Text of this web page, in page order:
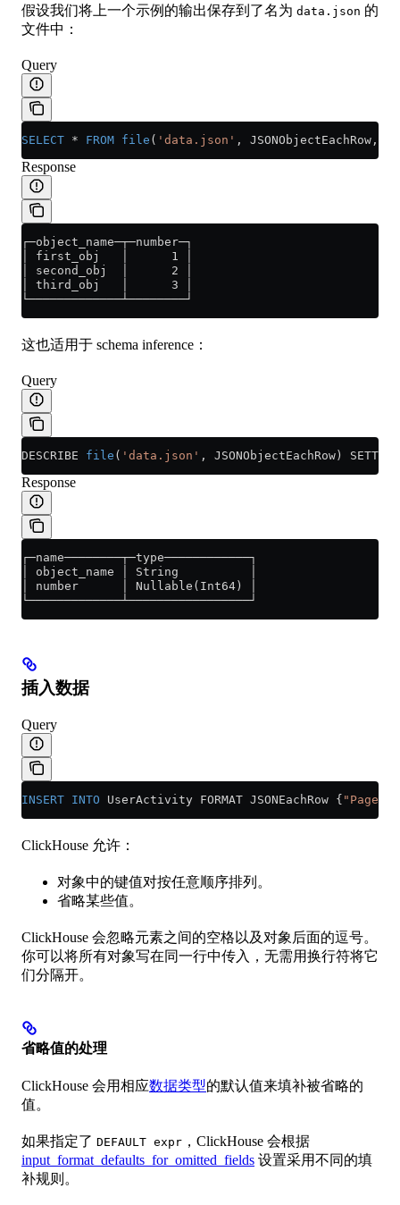
假设我们将上一个示例的输出保存到了名为 data.json 的
文件中：
Query
SELECT * FROM file ( 'data.json' , JSONObjectEachRow,
Response
┌─object_name─┬─number─┐
│ first_obj   │      1 │
│ second_obj  │      2 │
│ third_obj   │      3 │
└─────────────┴────────┘
这也适用于 schema inference：
Query
DESCRIBE file ( 'data.json' , JSONObjectEachRow)
Response
┌─name────────┬─type────────────┐
│ object_name │ String          │
│ number      │ Nullable(Int64) │
└─────────────┴─────────────────┘
插入数据
Query
INSERT INTO UserActivity FORMAT JSONEachRow {
ClickHouse 允许：
对象中的键值对按任意顺序排列。
省略某些值。
ClickHouse 会忽略元素之间的空格以及对象后面的逗号。
你可以将所有对象写在同一行中传入，无需用换行符将它
们分隔开。
省略值的处理
ClickHouse 会用相应数据类型的默认值来填补被省略的
值。
如果指定了 DEFAULT expr ，ClickHouse 会根据
input_format_defaults_for_omitted_fields 设置采用不同的填
补规则。